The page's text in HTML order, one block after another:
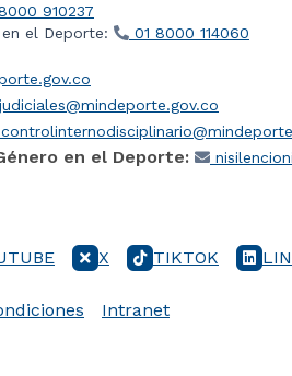
910237
el Deporte:
01 8000 114060
en el Deporte:
X TIKTOK
Intranet